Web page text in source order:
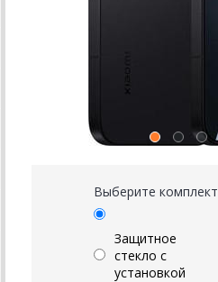
Выберите комплект
Защитное
стекло с
установкой